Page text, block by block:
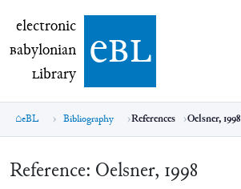
electronic Babylonian Library (eBL)
electronic
Babylonian
Library ebl
eBL Bibliography References Oelsner, 1998
Reference: Oelsner, 1998